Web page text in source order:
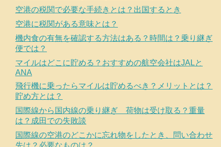
空港の税関で必要な手続きとは？出国するとき
空港に税関がある意味とは？
機内食の有無を確認する方法はある？時間は？乗り継ぎ
便では？
マイルはどこに貯める？おすすめの航空会社はJALと
ANA
飛行機に乗ったらマイルは貯めるべき？メリットとは？
貯め方とは？
国際線から国内線の乗り継ぎ 荷物は受け取る？重量
は？成田での失敗談
国際線の空港のどこかに忘れ物をしたとき、問い合わせ
先は？必要なものは？